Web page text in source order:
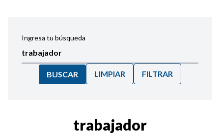
Ingresa tu búsqueda
BUSCAR LIMPIAR FILTRAR
trabajador